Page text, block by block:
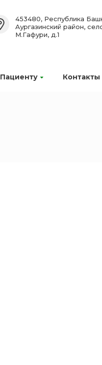
Пациенту Контакты
453480, Республика
Аургазинский район,
М.Гафури, д.1